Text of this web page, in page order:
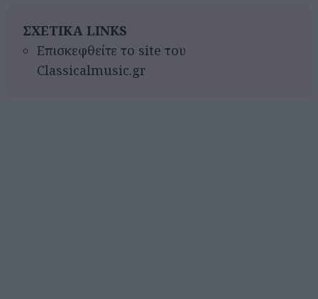
ΣΧΕΤΙΚΑ LINKS
Επισκεφθείτε το site του
Classicalmusic.gr